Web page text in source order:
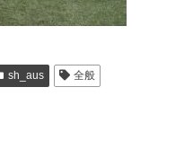
sh_aus 全般